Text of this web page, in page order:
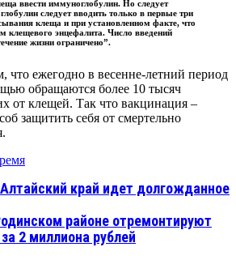
ввести иммуноглобулин. Но следует
следует вводить только в первые три
клеща и при установленном факте, что
клещевого энцефалита. Число введений
жизни ограничено”.
что ежегодно в весенне-летний период
обращаются более 10 тысяч
от клещей. Так что вакцинация –
защитить себя от смертельно
край идет долгожданное
районе отремонтируют
2 миллиона рублей